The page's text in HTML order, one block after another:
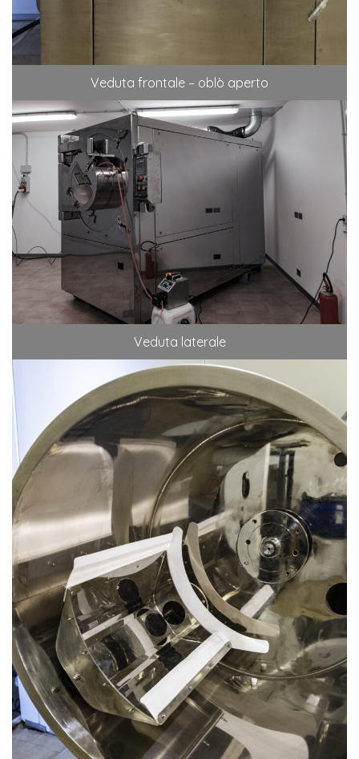
Veduta frontale – oblò aperto
Veduta laterale